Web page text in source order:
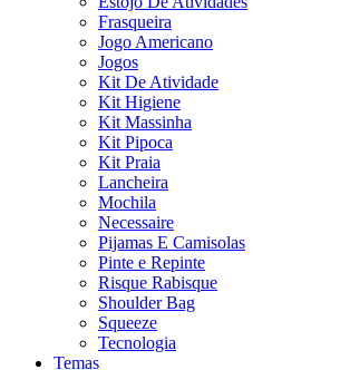
Frasqueira
Jogo Americano
Jogos
Kit De Atividade
Kit Higiene
Kit Massinha
Kit Pipoca
Kit Praia
Lancheira
Mochila
Necessaire
Pijamas E Camisolas
Pinte e Repinte
Risque Rabisque
Shoulder Bag
Squeeze
Tecnologia
Temas